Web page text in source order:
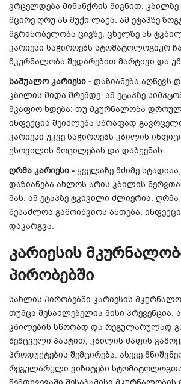
ვრცელდება მინანქრის შიგნით. კბილზე
მცირე ღრუ ან მუქი ლაქა. ამ ეტაპზე
მგრძნობელობა ცივზე, ცხელზე ან
კარიესი საჭიროებს სტომატოლოგიურ
მკურნალობა შედარებით მარტივი და
საშუალო კარიესი - დაზიანება აღწევს
კბილის შიდა შრემდე. ამ ეტაპზე
მკაფიო ხდება: თუ მკურნალობა
ინფექცია შეიძლება სწრაფად
კარიესი უკვე საჭიროებს კბილის
ქსოვილის მოცილებას და დაბჟენას.
ღრმა კარიესი - ყველაზე მძიმე
დაზიანება ახლოს არის კბილის
მას. ამ ეტაპზე ტკივილი ძლიერია. ღრმა
შესაძლოა გამოიწვიოს ანთება,
დაკარგვა.
კარიესის
პირობებში
სახლის პირობებში კარიესის
თუმცა შესაძლებელია მისი პრევენცია.
კბილების სწორად და რეგულარულად
შემცველი პასტით, კბილის ძაფის
პროდუქტების შემცირება. ასევე
რეგულარული ვიზიტები